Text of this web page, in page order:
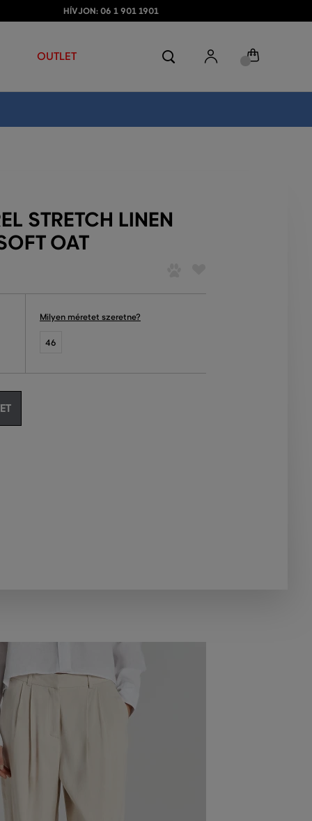
HÍVJON: 06 1 901 1901
OUTLET
STRETCH LINEN
OAT
Milyen méretet szeretne?
46